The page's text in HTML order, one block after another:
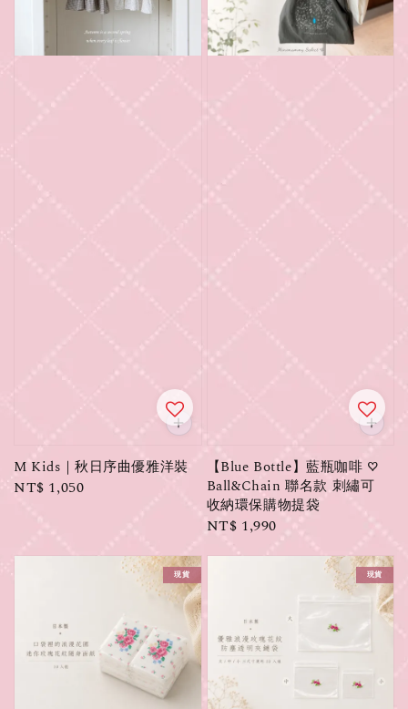
M Kids｜秋日序曲優雅洋裝
Regular
NT$ 1,050
【Blue Bottle】藍瓶咖啡 ♡
Ball&Chain 聯名款 刺繡可
收納環保購物提袋
Regular
NT$ 1,990
現貨 現貨